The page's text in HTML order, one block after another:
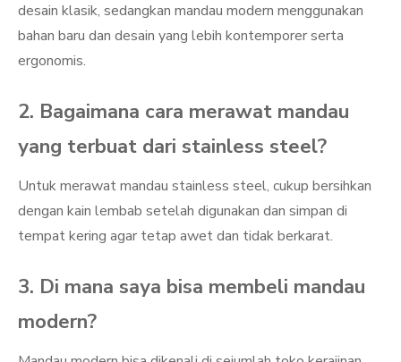
desain klasik, sedangkan mandau modern menggunakan
bahan baru dan desain yang lebih kontemporer serta
ergonomis.
2. Bagaimana cara merawat mandau
yang terbuat dari stainless steel?
Untuk merawat mandau stainless steel, cukup bersihkan
dengan kain lembab setelah digunakan dan simpan di
tempat kering agar tetap awet dan tidak berkarat.
3. Di mana saya bisa membeli mandau
modern?